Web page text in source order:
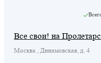
Все свои! на
Москва , Динамовская, д. 4